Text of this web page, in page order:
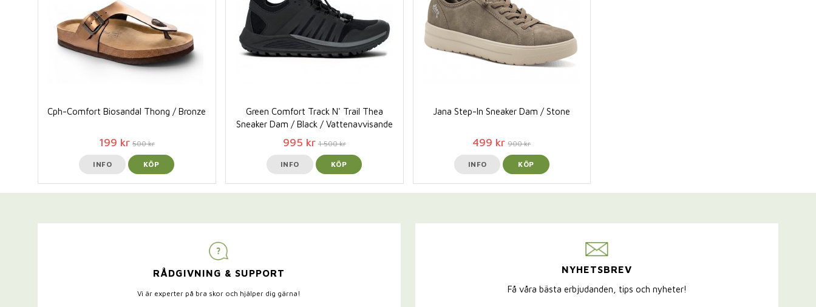
Cph-Comfort Biosandal Thong / Bronze
199 kr 500 kr
INFO KÖP
Green Comfort Track N' Trail Thea
Sneaker Dam / Black / Vattenavvisande
995 kr 1 500 kr
INFO KÖP
Jana Step-In Sneaker Dam / Stone
499 kr 900 kr
INFO KÖP
RÅDGIVNING & SUPPORT
Vi är experter på bra skor och hjälper dig gärna!
NYHETSBREV
Få våra bästa erbjudanden, tips och nyheter!